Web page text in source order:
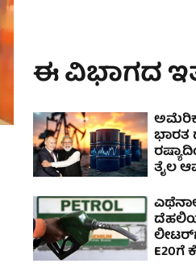
ಈ ವಿಭಾಗದ
ತೈಲ
E20ಗೆ